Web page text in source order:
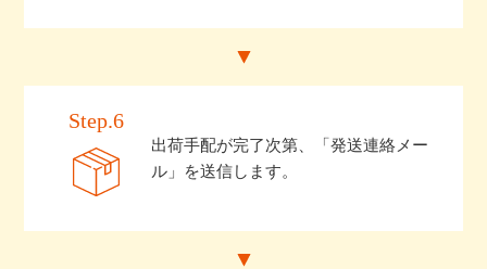
Step.6
出荷手配が完了次第、「発送連絡メー
ル」を送信します。